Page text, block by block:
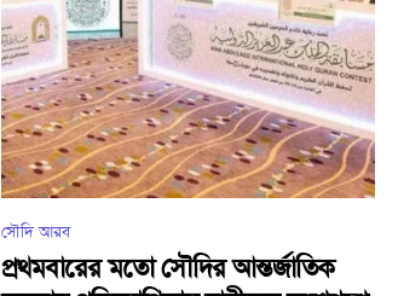
সৌদি আরব
প্রথমবারের মতো সৌদির আন্তর্জাতিক